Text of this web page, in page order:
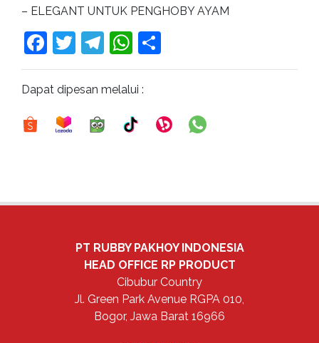
– ELEGANT UNTUK PENGHOBY AYAM
Facebook
Twitter
Telegram
WhatsApp
Dapat dipesan melalui :
PT RUBBY PAKHOY INDONESIA
HEAD OFFICE RP PRODUCT
Cibubur Country
Jl. Green Park Avenue RGPA 010,
Bogor, Jawa Barat 16966